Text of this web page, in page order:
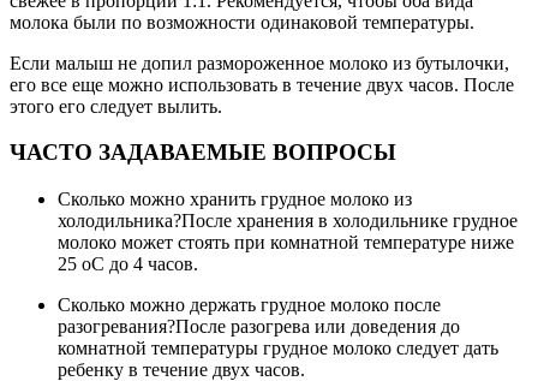
молока были по возможности одинаковой температуры.
Если малыш не допил размороженное молоко из бутылочки,
его все еще можно использовать в течение двух часов. После
этого его следует вылить.
ЧАСТО ЗАДАВАЕМЫЕ ВОПРОСЫ
Сколько можно хранить грудное молоко из
холодильника?После хранения в холодильнике грудное
молоко может стоять при комнатной температуре ниже
25 оС до 4 часов.
Сколько можно держать грудное молоко после
разогревания?После разогрева или доведения до
комнатной температуры грудное молоко следует дать
ребенку в течение двух часов.